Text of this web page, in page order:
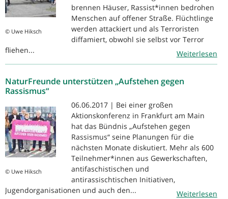
© Uwe Hiksch
brennen Häuser, Rassist*innen bedrohen
Menschen auf offener Straße. Flüchtlinge
werden attackiert und als Terroristen
diffamiert, obwohl sie selbst vor Terror
fliehen...
Weiterlesen
NaturFreunde unterstützen „Aufstehen gegen
Rassismus“
© Uwe Hiksch
06.06.2017 | Bei einer großen
Aktionskonferenz in Frankfurt am Main
hat das Bündnis „Aufstehen gegen
Rassismus“ seine Planungen für die
nächsten Monate diskutiert. Mehr als 600
Teilnehmer*innen aus Gewerkschaften,
antifaschistischen und
antirassischtischen Initiativen,
Jugendorganisationen und auch den...
Weiterlesen